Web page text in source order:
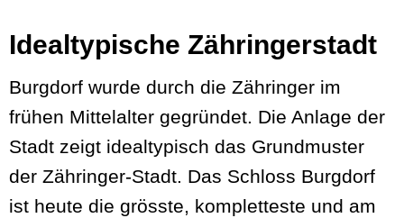
Idealtypische Zähringerstadt
Burgdorf wurde durch die Zähringer im
frühen Mittelalter gegründet. Die Anlage der
Stadt zeigt idealtypisch das Grundmuster
der Zähringer-Stadt. Das Schloss Burgdorf
ist heute die grösste, kompletteste und am